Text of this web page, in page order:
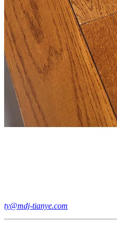
ty@mdj-tianye.com